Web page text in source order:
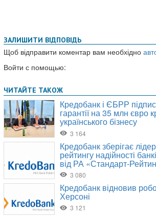
ЗАЛИШИТИ ВІДПОВІДЬ
Щоб відправити коментар вам необхідно
Войти с помощью: